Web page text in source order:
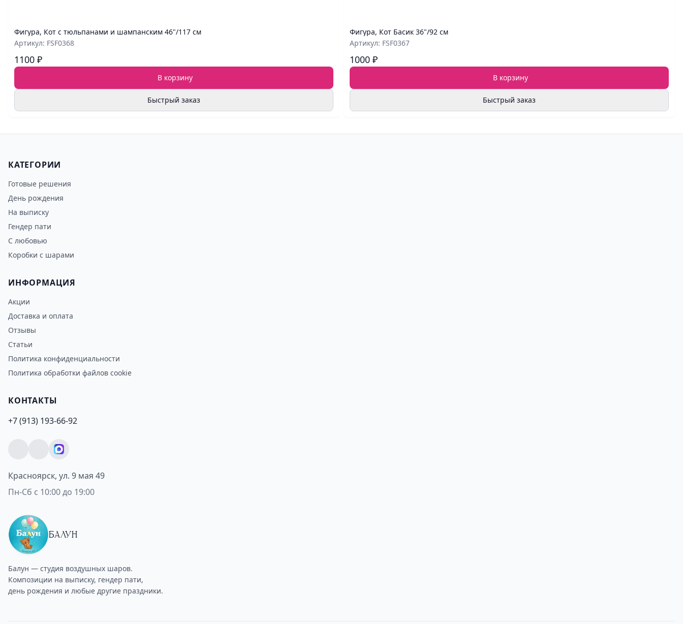
Фигура, Кот с тюльпанами и шампанским 46"/117 см
Артикул: FSF0368
1100 ₽
В корзину
Быстрый заказ
Фигура, Кот Басик 36"/92 см
Артикул: FSF0367
1000 ₽
В корзину
Быстрый заказ
КАТЕГОРИИ
Готовые решения
День рождения
На выписку
Гендер пати
С любовью
Коробки с шарами
ИНФОРМАЦИЯ
Акции
Доставка и оплата
Отзывы
Статьи
Политика конфиденциальности
Политика обработки файлов cookie
КОНТАКТЫ
+7 (913) 193-66-92
Красноярск, ул. 9 мая 49
Пн-Сб с 10:00 до 19:00
БАЛУН
Балун — студия воздушных шаров.
Композиции на выписку, гендер пати,
день рождения и любые другие праздники.